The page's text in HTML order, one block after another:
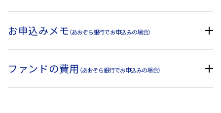
基準価額の変動要因
有価証券等に投資を行いますので、基準価額は変動します。ま
さまの投資元本は保証されているものではなく、基準価額の下
お申込みメモ（あおぞら銀行でお申込みの場合）
ファンドの費用 （あおぞら銀行でお申込みの場合）